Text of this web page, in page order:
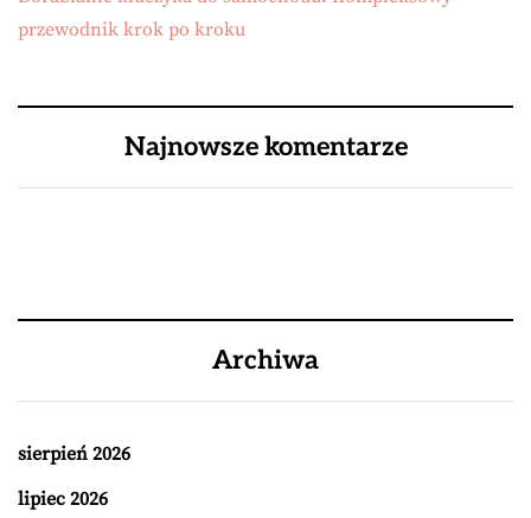
przewodnik krok po kroku
Najnowsze komentarze
Archiwa
sierpień 2026
lipiec 2026